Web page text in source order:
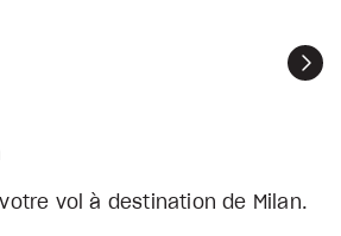
vol à destination de Milan.